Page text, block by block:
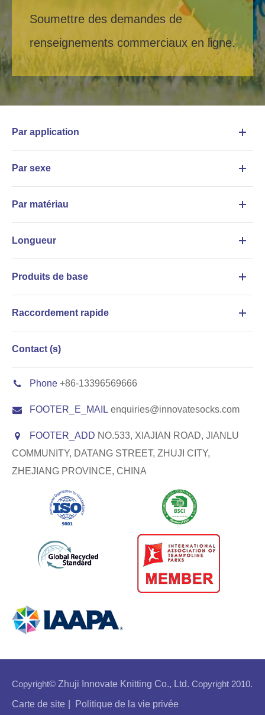
Soumettre des demandes de
renseignements commerciaux en ligne.
Par application
Par sexe
Par matériau
Longueur
Produits de base
Raccordement rapide
Contact (s)
Phone +86-13396569666
FOOTER_E_MAIL enquiries@innovatesocks.com
FOOTER_ADD NO.533, XIAJIAN ROAD, JIANLU
COMMUNITY, DATANG STREET, ZHUJI CITY,
ZHEJIANG PROVINCE, CHINA
Copyright© Zhuji Innovate Knitting Co., Ltd. Copyright 2010.
Carte de site
Politique de la vie privée